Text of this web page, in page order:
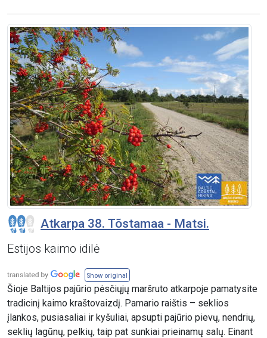
Atkarpa 38. Tõstamaa - Matsi.
Estijos kaimo idilė
Show original
Šioje Baltijos pajūrio pėsčiųjų maršruto atkarpoje pamatysite
tradicinį kaimo kraštovaizdį. Pamario raištis – seklios
įlankos, pusiasaliai ir kyšuliai, apsupti pajūrio pievų, nendrių,
seklių lagūnų, pelkių, taip pat sunkiai prieinamų salų. Einant